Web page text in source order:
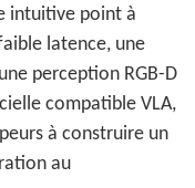
intuitive point à
latence, une
perception RGB-D
compatible VLA,
à construire un
au